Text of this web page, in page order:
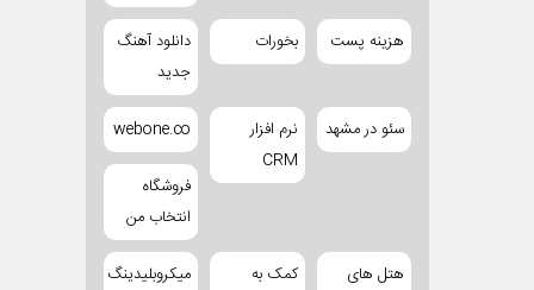
هزینه پست بخورات
دانلود آهنگ
جدید
سئو در مشهد
نرم افزار
CRM
webone.co
فروشگاه
انتخاب من
هتل های
کمک به
میکروبلیدینگ